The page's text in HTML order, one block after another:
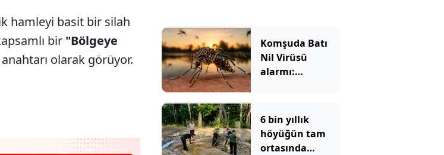
hamleyi basit bir silah
bir "Bölgeye
olarak görüyor.
Komşuda Batı
Nil Virüsü
alarmı:
sayısı hızla
artıyor
6 bin yıllık
höyüğün tam
ortasında